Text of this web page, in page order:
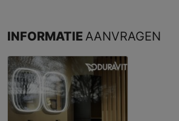
INFORMATIE AANVRAGEN